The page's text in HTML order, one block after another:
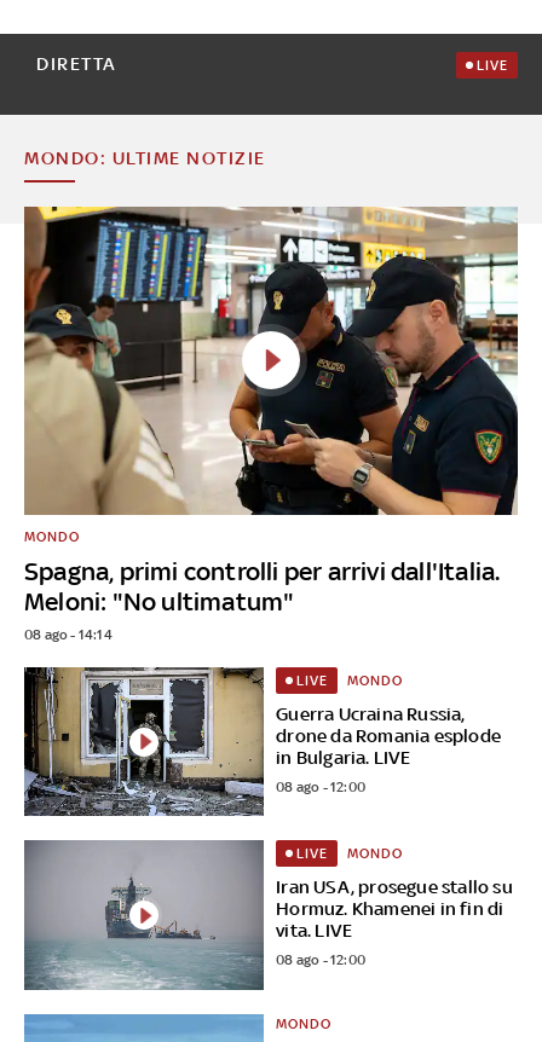
DIRETTA LIVE
MONDO: ULTIME NOTIZIE
Spagna, primi controlli per arrivi dall'Italia.
Meloni: "No ultimatum"
MONDO
08 ago - 14:14
Guerra Ucraina Russia,
drone da Romania esplode
in Bulgaria. LIVE
LIVE MONDO
08 ago - 12:00
Iran USA, prosegue stallo su
Hormuz. Khamenei in fin di
vita. LIVE
LIVE MONDO
08 ago - 12:00
MONDO